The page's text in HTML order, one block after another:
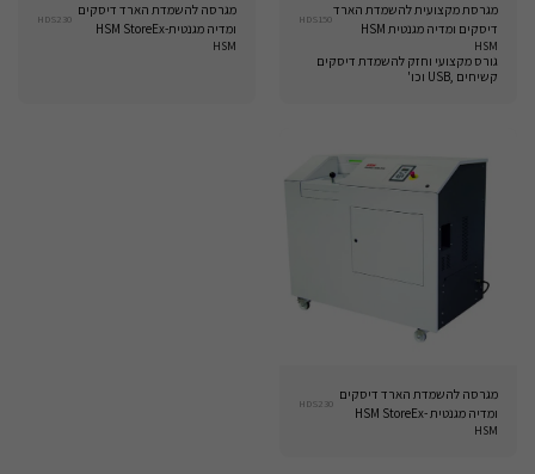
מגרסת מקצועית להשמדת הארד
דיסקים ומדיה מגנטית HSM
storeEx HDS 150
HDS150
HSM
גורס מקצועי וחזק להשמדת דיסקים
קשיחים ,USB וכו'
מגרסה להשמדת הארד דיסקים
ומדיה מגנטית-HSM StoreEx
HDS 230 - 20 x 40 mm
HDS230
HSM
מגרסה להשמדת הארד דיסקים
ומדיה מגנטית -HSM StoreEx
HDS 230 - 11,5 x 26 mm
HDS230
HSM